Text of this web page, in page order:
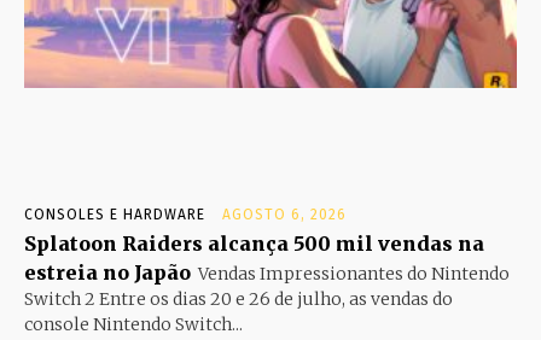
CONSOLES E HARDWARE AGOSTO 6, 2026
Splatoon Raiders alcança 500 mil vendas na
estreia no Japão Vendas Impressionantes do Nintendo
Switch 2 Entre os dias 20 e 26 de julho, as vendas do
console Nintendo Switch...